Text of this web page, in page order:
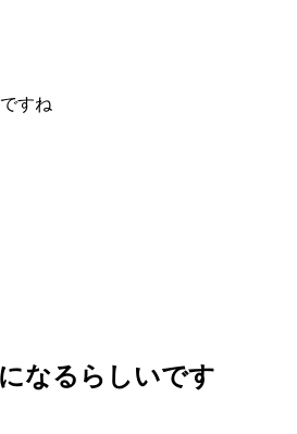
すね
なるらしいです